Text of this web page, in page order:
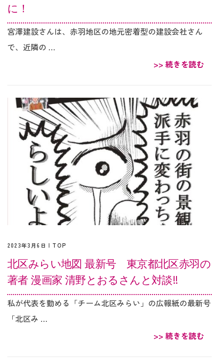
に！
宮澤建設さんは、赤羽地区の地元密着型の建設会社さん
で、近隣の …
>> 続きを読む
2023年3月6日 | TOP
北区みらい地図 最新号 東京都北区赤羽の
著者 漫画家 清野とおるさんと対談‼︎
私が代表を勤める「チーム北区みらい」の広報紙の最新号
「北区み …
>> 続きを読む